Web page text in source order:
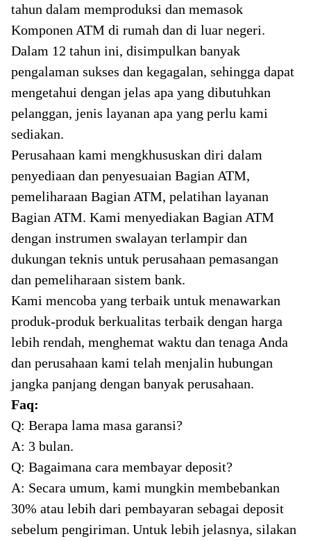
tahun dalam memproduksi dan memasok
Komponen ATM di rumah dan di luar negeri.
Dalam 12 tahun ini, disimpulkan banyak
pengalaman sukses dan kegagalan, sehingga dapat
mengetahui dengan jelas apa yang dibutuhkan
pelanggan, jenis layanan apa yang perlu kami
sediakan.
Perusahaan kami mengkhususkan diri dalam
penyediaan dan penyesuaian Bagian ATM,
pemeliharaan Bagian ATM, pelatihan layanan
Bagian ATM. Kami menyediakan Bagian ATM
dengan instrumen swalayan terlampir dan
dukungan teknis untuk perusahaan pemasangan
dan pemeliharaan sistem bank.
Kami mencoba yang terbaik untuk menawarkan
produk-produk berkualitas terbaik dengan harga
lebih rendah, menghemat waktu dan tenaga Anda
dan perusahaan kami telah menjalin hubungan
jangka panjang dengan banyak perusahaan.
Faq:
Q: Berapa lama masa garansi?
A: 3 bulan.
Q: Bagaimana cara membayar deposit?
A: Secara umum, kami mungkin membebankan
30% atau lebih dari pembayaran sebagai deposit
sebelum pengiriman. Untuk lebih jelasnya, silakan